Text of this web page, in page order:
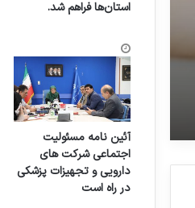
استان‌ها فراهم شد.
آئین نامه مسئولیت
اجتماعی شرکت های
دارویی و تجهیزات پزشکی
در راه است